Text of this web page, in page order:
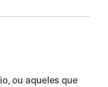
ou aqueles que